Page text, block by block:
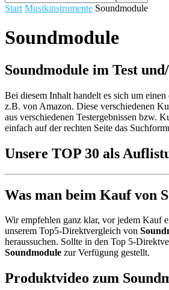
Start Musikinstrumente Soundmodule
Soundmodule
Soundmodule im Test
Bei diesem Inhalt handelt es sich um
z.B. von Amazon. Diese verschiedenen
aus verschiedenen Testergebnissen bzw.
einfach auf der rechten Seite das
Unsere TOP 30 als
Was man beim Kauf von
Wir empfehlen ganz klar, vor jedem Kauf
unserem Top5-Direktvergleich von
heraussuchen. Sollte in den Top 5-
Soundmodule zur Verfügung gestellt.
Produktvideo zum